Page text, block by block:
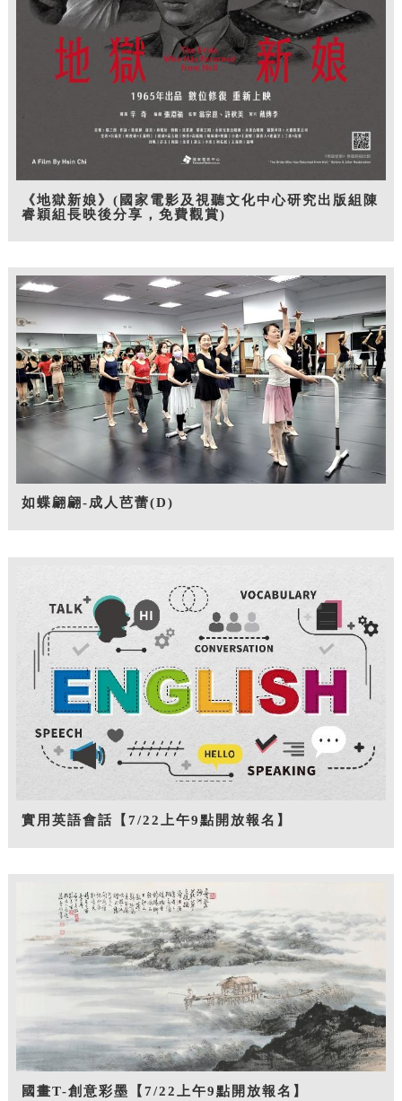
《地獄新娘》(國家電影及視聽文化中心研究出版組陳
睿穎組長映後分享，免費觀賞)
如蝶翩翩-成人芭蕾(D)
實用英語會話【7/22上午9點開放報名】
國畫T-創意彩墨【7/22上午9點開放報名】